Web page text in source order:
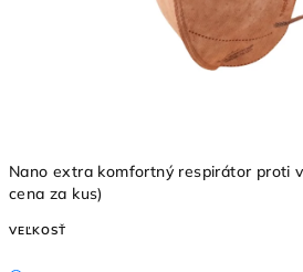
Nano extra komfortný respirátor proti
cena za kus)
VEĽKOSŤ